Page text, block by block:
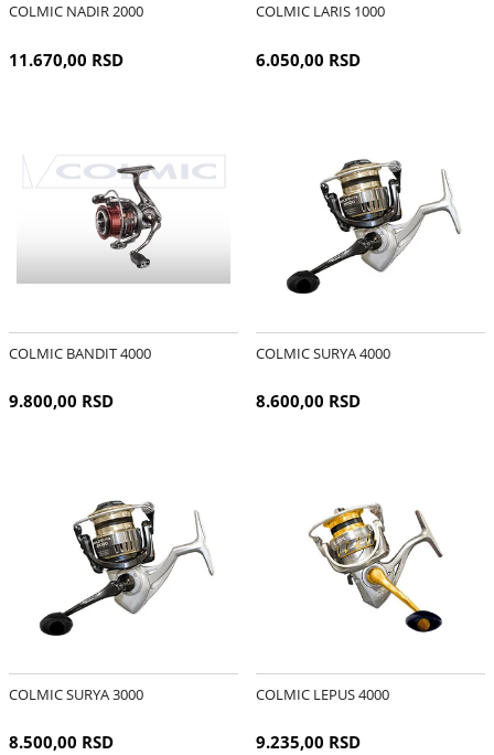
COLMIC NADIR 2000
11.670,00 RSD
COLMIC LARIS 1000
6.050,00 RSD
COLMIC BANDIT 4000
9.800,00 RSD
COLMIC SURYA 4000
8.600,00 RSD
COLMIC SURYA 3000
8.500,00 RSD
COLMIC LEPUS 4000
9.235,00 RSD